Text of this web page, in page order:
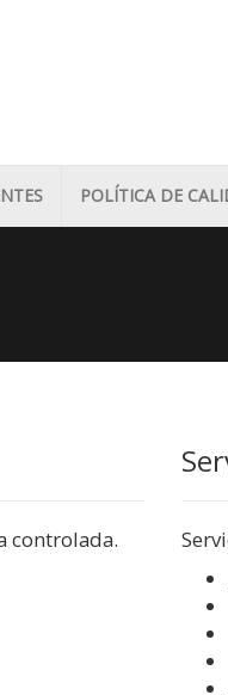
POLÍTICA DE
controlada.